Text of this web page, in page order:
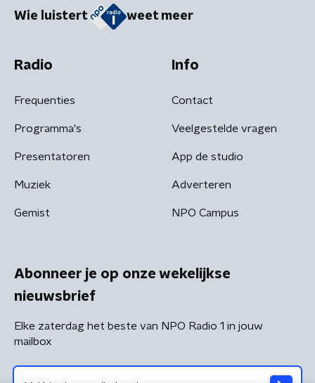
Wie luistert weet meer
Radio
Frequenties
Programma's
Presentatoren
Muziek
Gemist
Info
Contact
Veelgestelde vragen
App de studio
Adverteren
NPO Campus
Abonneer je op onze wekelijkse
nieuwsbrief
Elke zaterdag het beste van NPO Radio 1 in jouw
mailbox